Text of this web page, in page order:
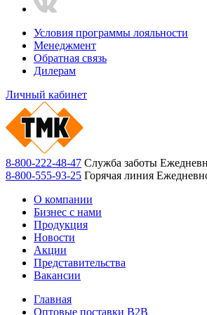
Условия программы лояльности
Менеджмент
Обратная связь
Дилерам
Личный кабинет
8-800-222-48-47 Служба заботы
8-800-555-93-25 Горячая линия
О компании
Бизнес с нами
Продукция
Новости
Акции
Представительства
Вакансии
Главная
Оптовые поставки B2B